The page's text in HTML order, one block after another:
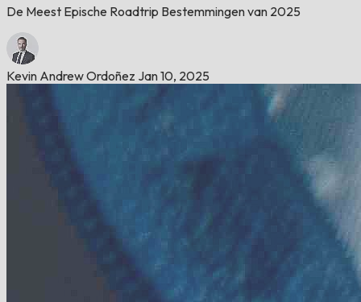
De Meest Epische Roadtrip Bestemmingen van 2025
Kevin Andrew Ordoñez Jan 10, 2025